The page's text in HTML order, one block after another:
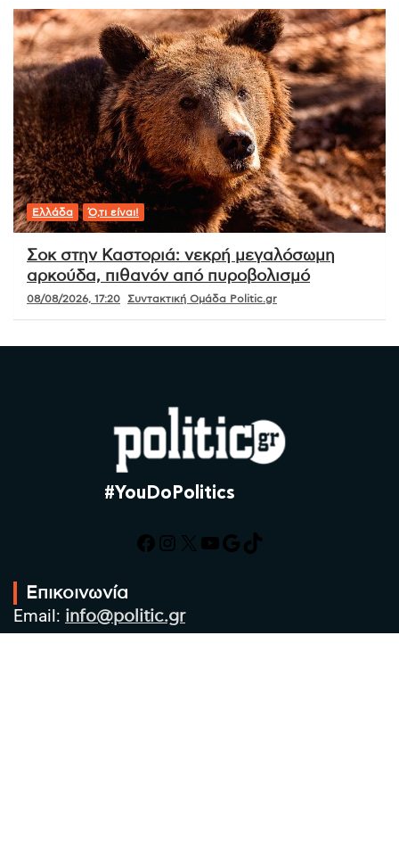
Ελλάδα Ό,τι είναι!
Σοκ στην Καστοριά: νεκρή μεγαλόσωμη
αρκούδα, πιθανόν από πυροβολισμό
08/08/2026, 17:20 Συντακτική Ομάδα Politic.gr
#YouDoPolitics
Facebook
Instagram
X YouTube
Google
TikTok
Επικοινωνία
Email: info@politic.gr
Τηλ: